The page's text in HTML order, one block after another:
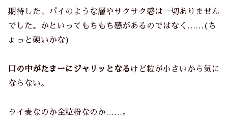
期待した、パイのような層やサクサク感は一切ありません
でした。かといってもちもち感があるのではなく……(ち
ょっと硬いかな)
口の中がたまーにジャリッとなる けど粒が小さいから気に
ならない。
ライ麦なのか全粒粉なのか……。